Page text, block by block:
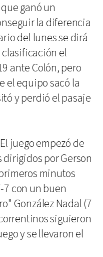
ganó un
la diferencia
del lunes se dirá
el
ante Colón, pero
el equipo sacó la
y perdió el pasaje
juego empezó de
por Gerson
minutos
con un buen
González Nadal (7
siguieron
y se llevaron el